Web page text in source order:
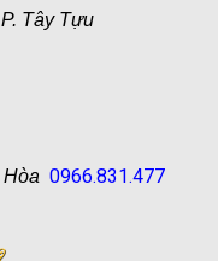
Tây Tựu
Hòa 0966.831.477